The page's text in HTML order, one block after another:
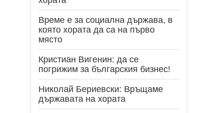
Време е за социална държава, в
която хората да са на първо
място
Кристиан Вигенин: да се
погрижим за българския бизнес!
Николай Бериевски: Връщаме
държавата на хората